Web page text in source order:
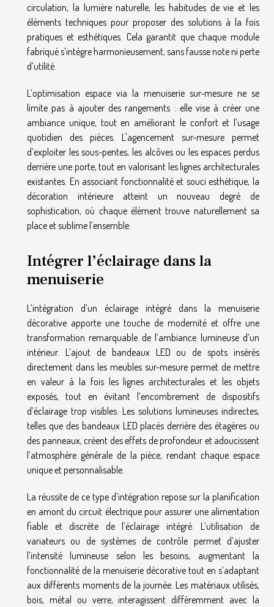
circulation, la lumière naturelle, les habitudes de vie et les
éléments techniques pour proposer des solutions à la fois
pratiques et esthétiques. Cela garantit que chaque module
fabriqué s’intègre harmonieusement, sans fausse note ni perte
d’utilité.
L’optimisation espace via la menuiserie sur-mesure ne se
limite pas à ajouter des rangements : elle vise à créer une
ambiance unique, tout en améliorant le confort et l’usage
quotidien des pièces. L'agencement sur-mesure permet
d’exploiter les sous-pentes, les alcôves ou les espaces perdus
derrière une porte, tout en valorisant les lignes architecturales
existantes. En associant fonctionnalité et souci esthétique, la
décoration intérieure atteint un nouveau degré de
sophistication, où chaque élément trouve naturellement sa
place et sublime l’ensemble.
Intégrer l’éclairage dans la
menuiserie
L’intégration d’un éclairage intégré dans la menuiserie
décorative apporte une touche de modernité et offre une
transformation remarquable de l’ambiance lumineuse d’un
intérieur. L’ajout de bandeaux LED ou de spots insérés
directement dans les meubles sur-mesure permet de mettre
en valeur à la fois les lignes architecturales et les objets
exposés, tout en évitant l’encombrement de dispositifs
d’éclairage trop visibles. Les solutions lumineuses indirectes,
telles que des bandeaux LED placés derrière des étagères ou
des panneaux, créent des effets de profondeur et adoucissent
l’atmosphère générale de la pièce, rendant chaque espace
unique et personnalisable.
La réussite de ce type d’intégration repose sur la planification
en amont du circuit électrique pour assurer une alimentation
fiable et discrète de l’éclairage intégré. L’utilisation de
variateurs ou de systèmes de contrôle permet d’ajuster
l’intensité lumineuse selon les besoins, augmentant la
fonctionnalité de la menuiserie décorative tout en s’adaptant
aux différents moments de la journée. Les matériaux utilisés,
bois, métal ou verre, interagissent différemment avec la